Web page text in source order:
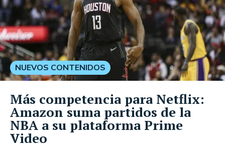
NUEVOS CONTENIDOS
Más competencia para Netflix:
Amazon suma partidos de la
NBA a su plataforma Prime
Video